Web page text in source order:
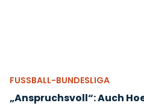
FUSSBALL-BUNDESLIGA
„Anspruchsvoll“: Auch